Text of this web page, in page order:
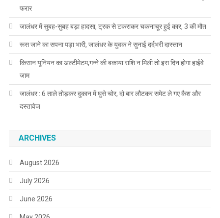
फरार
जालंधर में सुबह-सुबह बड़ा हादसा, ट्रक से टकराकर चकनाचूर हुई कार, 3 की मौत
रूस जाने का सपना पड़ा भारी, जालंधर के युवक ने सुनाई दर्दभरी दास्तान
किसान यूनियन का अल्टीमेटम,गन्ने की बकाया राशि न मिली तो इस दिन होगा हाईवे
जाम
जालंधर : 6 ताले तोड़कर दुकान में घुसे चोर, दो बार लौटकर समेट ले गए कैश और
दस्तावेज
ARCHIVES
August 2026
July 2026
June 2026